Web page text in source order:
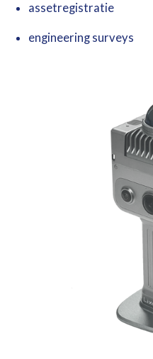
assetregistratie
engineering surveys